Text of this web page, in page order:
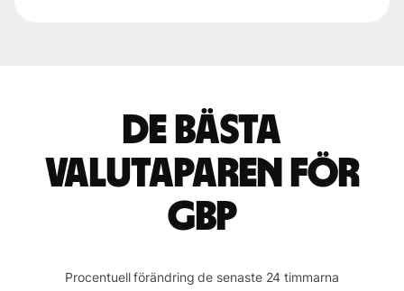
De bästa
valutaparen för
GBP
Procentuell förändring de senaste 24 timmarna